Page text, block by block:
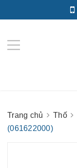
Trang chủ Thố
(061622000)